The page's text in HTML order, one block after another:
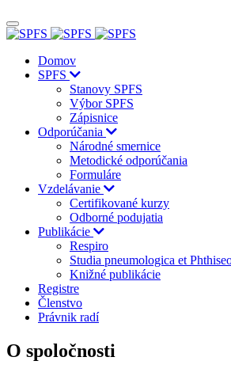
Domov
SPFS
Stanovy SPFS
Výbor SPFS
Zápisnice
Odporúčania
Národné smernice
Metodické odporúčania
Formuláre
Vzdelávanie
Certifikované kurzy
Odborné podujatia
Publikácie
Respiro
Studia pneumologica et
Knižné publikácie
Registre
Členstvo
Právnik radí
O spoločnosti